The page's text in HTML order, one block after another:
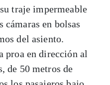
traje impermeable
cámaras en bolsas
del asiento.
proa en dirección al
de 50 metros de